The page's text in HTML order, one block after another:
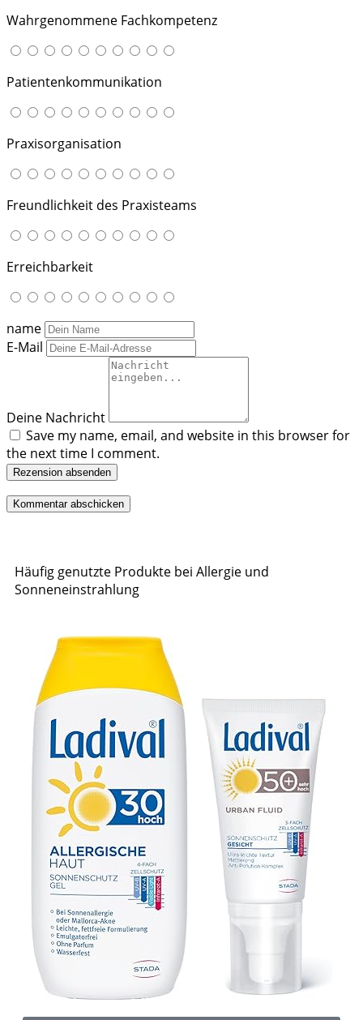
Wahrgenommene Fachkompetenz
Patientenkommunikation
Praxisorganisation
Freundlichkeit des Praxisteams
Erreichbarkeit
name
E-Mail
Deine Nachricht
Save my name, email, and website in this browser for
the next time I comment.
Rezension absenden
Häufig genutzte Produkte bei Allergie und
Sonneneinstrahlung